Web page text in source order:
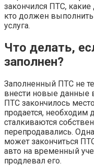
закончился ПТС,
кто должен выполнить
услуга.
Что делать,
заполнен?
Заполненный ПТС не
внести новые данные
ПТС закончилось
продается, необходим
сталкиваются
перепродавались.
может закончиться
авто на временный
продлевал его.